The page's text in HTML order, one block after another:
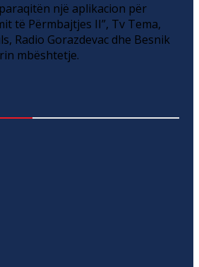
një aplikacion për
të Përmbajtjes II”, Tv Tema,
Radio Gorazdevac dhe Besnik
mbështetje.